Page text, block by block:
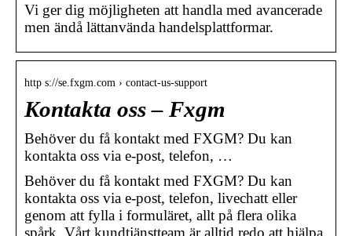
Vi ger dig möjligheten att handla med avancerade
men ändå lättanvända handelsplattformar.
http s://se.fxgm.com › contact-us-support
Kontakta oss – Fxgm
Behöver du få kontakt med FXGM? Du kan
kontakta oss via e-post, telefon, …
Behöver du få kontakt med FXGM? Du kan
kontakta oss via e-post, telefon, livechatt eller
genom att fylla i formuläret, allt på flera olika
spårk. Vårt kundtjänstteam är alltid redo att hjälpa